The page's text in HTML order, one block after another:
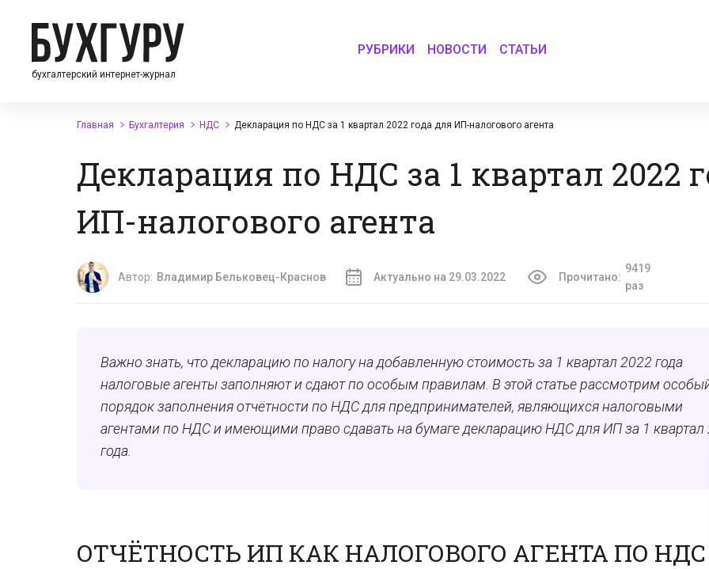
бухгалтерский интернет-журнал
РУБРИКИ НОВОСТИ СТАТЬИ
Главная Бухгалтерия НДС Декларация по НДС за 1 квартал 2022 года для ИП-налогового агента
Декларация по НДС за 1 квартал 2022
ИП-налогового агента
Автор: Владимир Бельковец-Краснов Актуально на 29.03.2022 Прочитано:
9419
раз
Важно знать, что декларацию по налогу на добавленную стоимость за 1 квартал 2022 года
налоговые агенты заполняют и сдают по особым правилам. В этой статье рассмотрим
порядок заполнения отчётности по НДС для предпринимателей, являющихся налоговыми
агентами по НДС и имеющими право сдавать на бумаге декларацию НДС для ИП за 1 квартал
года.
ОТЧЁТНОСТЬ ИП КАК НАЛОГОВОГО АГЕНТА ПО НДС